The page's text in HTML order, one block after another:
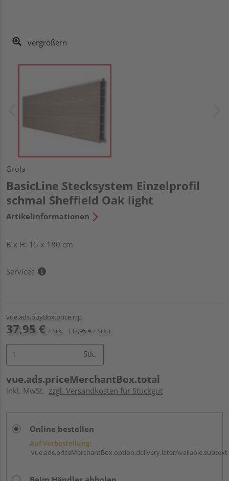
vergrößern
GroJa
BasicLine Stecksystem Einzelprofil
schmal Sheffield Oak light
Artikelinformationen
B x H: 15 x 180 cm
Services
vue.ads.buyBox.price.rrp
37,95 € / Stk. (37,95 € / Stk.)
Stk.
vue.ads.priceMerchantBox.total
inkl. MwSt. zzgl. Versandkosten für Stückgut
Online bestellen
Auf Vorbestellung:
vue.ads.priceMerchantBox.option.delivery.laterAvailable.subtext